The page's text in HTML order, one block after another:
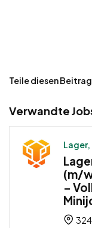
Teile diesen
Verwandte
(m/
–